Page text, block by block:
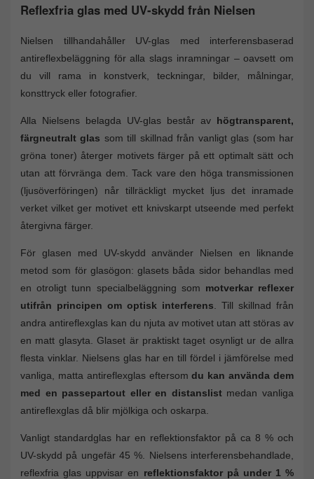
Reflexfria glas med UV-skydd från Nielsen
Nielsen tillhandahåller UV-glas med interferensbaserad
antireflexbeläggning för alla slags inramningar – oavsett om
du vill rama in konstverk, teckningar, bilder, målningar,
konsttryck eller fotografier.
Alla Nielsens belagda UV-glas består av högtransparent,
färgneutralt glas som till skillnad från vanligt glas (som har
gröna toner) återger motivets färger på ett optimalt sätt och
utan att förvränga dem. Tack vare den höga transmissionen
(ljusöverföringen) når tillräckligt mycket ljus det inramade
verket vilket ger motivet ett knivskarpt utseende med perfekt
återgivna färger.
För glasen med UV-skydd använder Nielsen en liknande
metod som för glasögon: glasets båda sidor behandlas med
en otroligt tunn specialbeläggning som motverkar reflexer
utifrån principen om optisk interferens . Till skillnad från
andra antireflexglas kan du njuta av motivet utan att störas av
en matt glasyta. Glaset är praktiskt taget osynligt ur de allra
flesta vinklar. Nielsens glas har en till fördel i jämförelse med
vanliga, matta antireflexglas eftersomdu kan använda dem
med en passepartout eller en distanslistmedan vanliga
antireflexglas då blir mjölkiga och oskarpa.
Vanligt standardglas har en reflektionsfaktor på ca 8 % och
UV-skydd på ungefär 45 %. Nielsens interferensbehandlade,
reflexfria glas uppvisar en reflektionsfaktor på under 1 %